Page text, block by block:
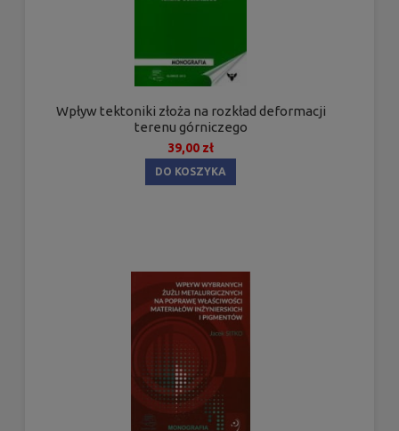
Wpływ tektoniki złoża na rozkład deformacji
terenu górniczego
39,00 zł
DO KOSZYKA